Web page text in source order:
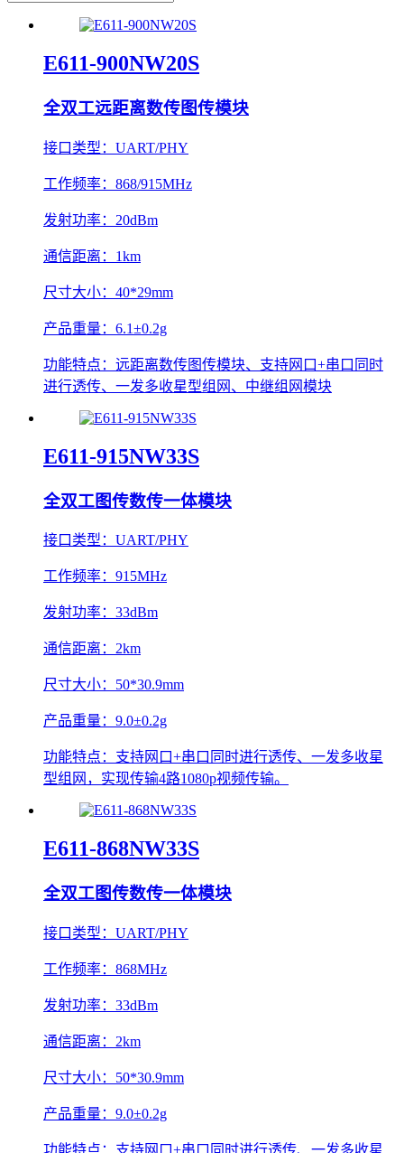
E611-900NW20S
全双工远距离数传图传模块
接口类型： UART/PHY
工作频率： 868/915MHz
发射功率： 20dBm
通信距离： 1km
尺寸大小： 40*29mm
产品重量： 6.1±0.2g
功能特点： 远距离数传图传模块、支持网口+串口同时
进行透传、一发多收星型组网、中继组网模块
E611-915NW33S
全双工图传数传一体模块
接口类型： UART/PHY
工作频率： 915MHz
发射功率： 33dBm
通信距离： 2km
尺寸大小： 50*30.9mm
产品重量： 9.0±0.2g
功能特点： 支持网口+串口同时进行透传、一发多收星
型组网，实现传输4路1080p视频传输。
E611-868NW33S
全双工图传数传一体模块
接口类型： UART/PHY
工作频率： 868MHz
发射功率： 33dBm
通信距离： 2km
尺寸大小： 50*30.9mm
产品重量： 9.0±0.2g
功能特点： 支持网口+串口同时进行透传、一发多收星